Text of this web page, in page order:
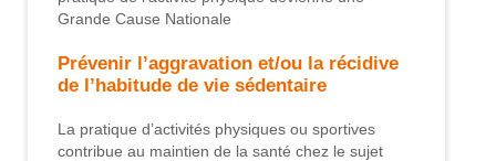
Grande Cause Nationale
Prévenir l’aggravation et/ou la récidive
de l’habitude de vie sédentaire
La pratique d’activités physiques ou sportives
contribue au maintien de la santé chez le sujet